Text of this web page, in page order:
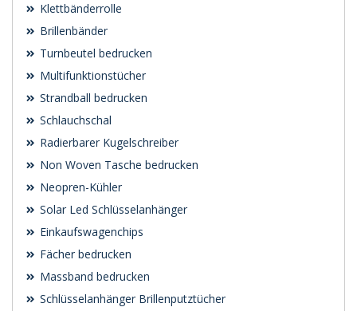
Klettbänderrolle
Brillenbänder
Turnbeutel bedrucken
Multifunktionstücher
Strandball bedrucken
Schlauchschal
Radierbarer Kugelschreiber
Non Woven Tasche bedrucken
Neopren-Kühler
Solar Led Schlüsselanhänger
Einkaufswagenchips
Fächer bedrucken
Massband bedrucken
Schlüsselanhänger Brillenputztücher